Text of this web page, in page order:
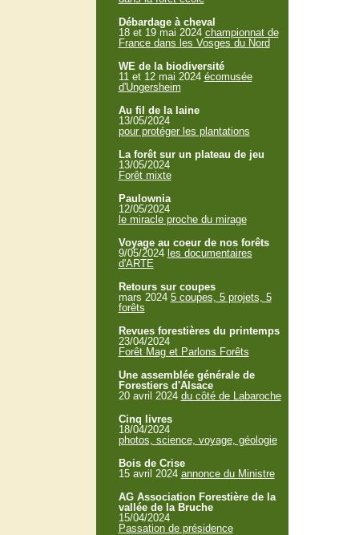
Débardage à cheval
18 et 19 mai 2024 championnat de
France dans les Vosges du Nord
WE de la biodiversité
11 et 12 mai 2024 écomusée
d'Ungersheim
Au fil de la laine
13/05/2024
pour protéger les plantations
La forêt sur un plateau de jeu
13/05/2024
Forêt mixte
Paulownia
12/05/2024
le miracle proche du mirage
Voyage au coeur de nos forêts
9/05/2024 les documentaires
d'ARTE
Retours sur coupes
mars 2024 5 coupes, 5 projets, 5
forêts
Revues forestières du printemps
23/04/2024
Forêt Mag et Parlons Forêts
Une assemblée générale de
Forestiers d'Alsace
20 avril 2024 du côté de Labaroche
Cinq livres
18/04/2024
photos, science, voyage, géologie
Bois de Crise
15 avril 2024 annonce du Ministre
AG Association Forestière de la
vallée de la Bruche
15/04/2024
Passation de présidence